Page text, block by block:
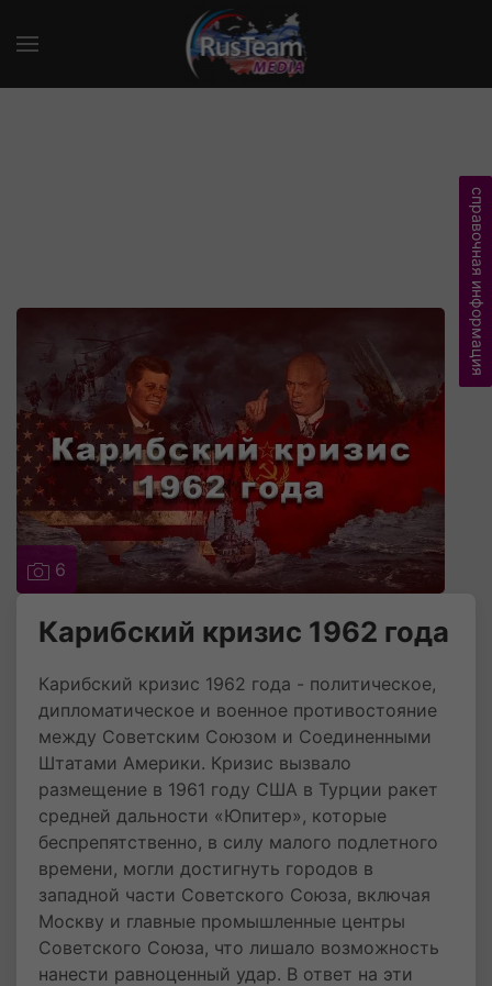
6
Карибский кризис 1962 года
Карибский кризис 1962 года - политическое,
дипломатическое и военное противостояние
между Советским Союзом и Соединенными
Штатами Америки. Кризис вызвало
размещение в 1961 году США в Турции ракет
средней дальности «Юпитер», которые
беспрепятственно, в силу малого подлетного
времени, могли достигнуть городов в
западной части Советского Союза, включая
Москву и главные промышленные центры
Советского Союза, что лишало возможность
нанести равноценный удар. В ответ на эти
справочная информация